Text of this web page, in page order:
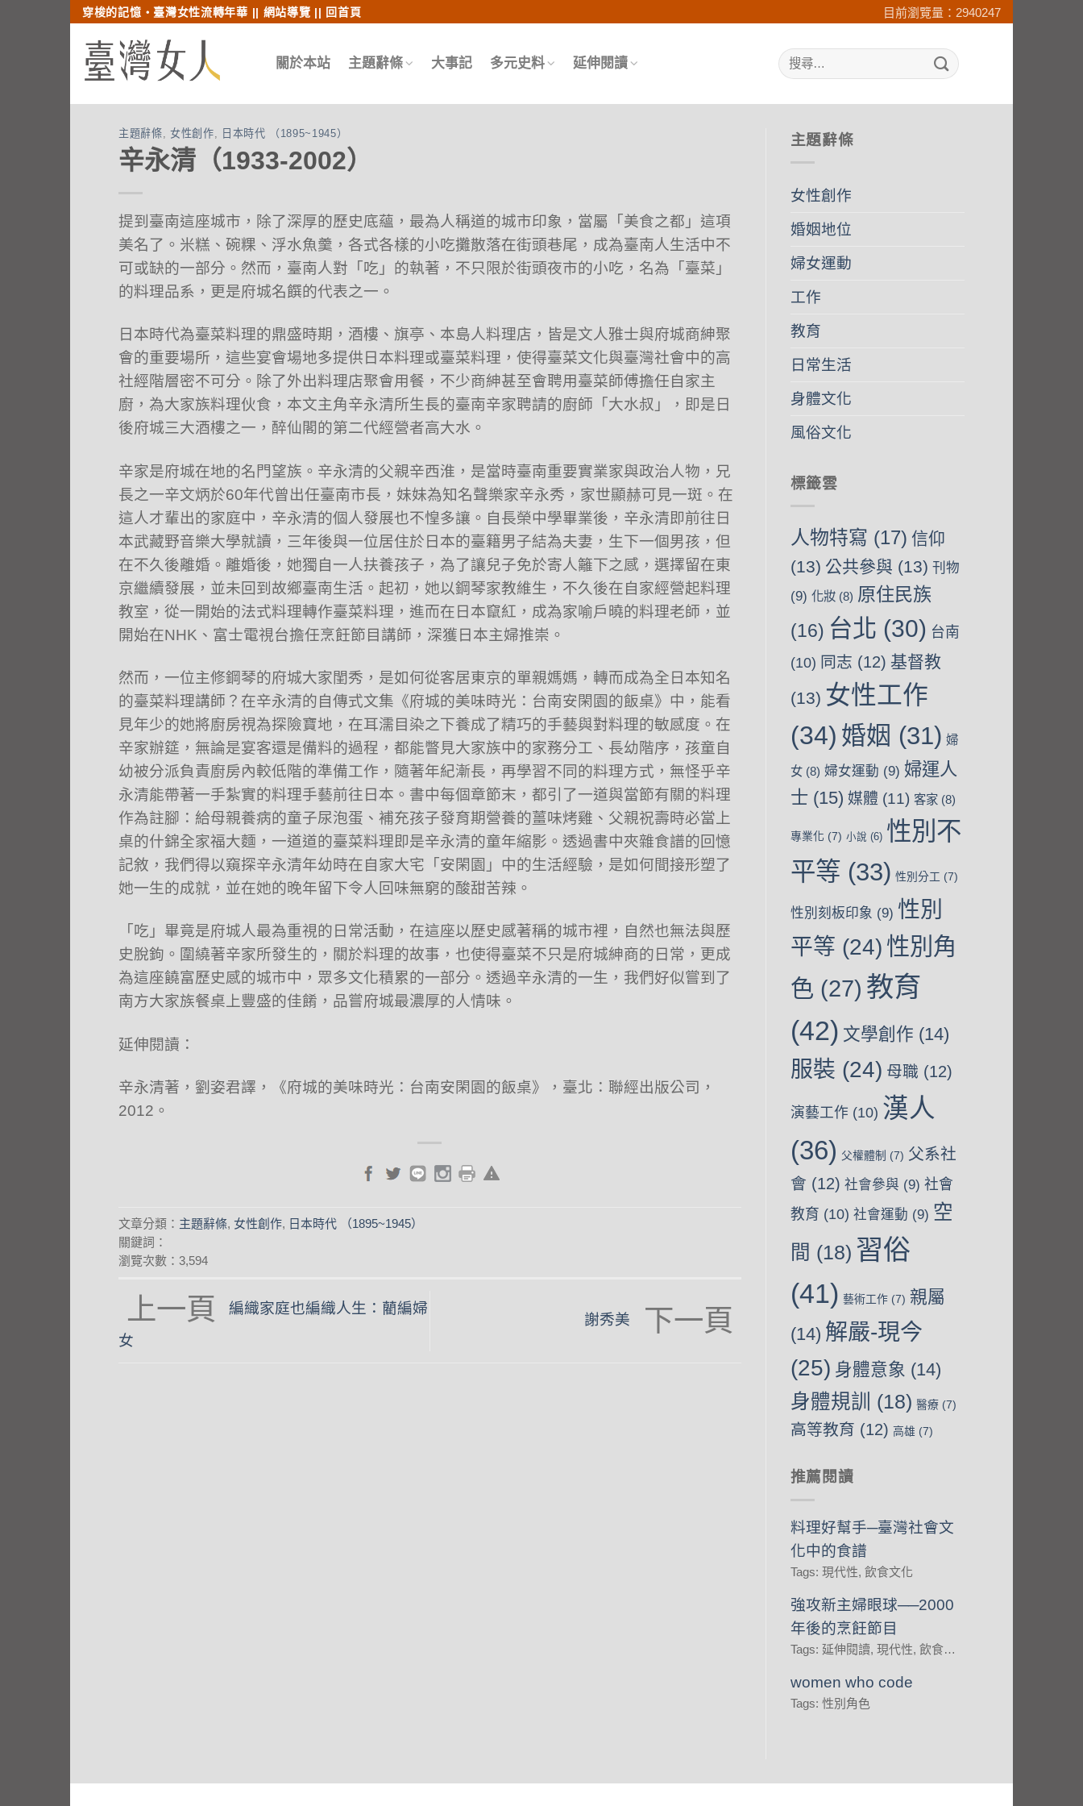
跳至內文
跳至索引列
穿梭的記憶‧臺灣女性流轉年華 || 網站導覽 || 回首頁 目前瀏覽量：2940247
關於本站 主題辭條 大事記 多元史料 延伸閱讀 search
主題辭條, 女性創作, 日本時代 （1895~1945）
辛永清（1933-2002）
提到臺南這座城市，除了深厚的歷史底蘊，最為人稱道的城市印象，當屬「美食之都」這項
美名了。米糕、碗粿、浮水魚羹，各式各樣的小吃攤散落在街頭巷尾，成為臺南人生活中不
可或缺的一部分。然而，臺南人對「吃」的執著，不只限於街頭夜市的小吃，名為「臺菜」
的料理品系，更是府城名饌的代表之一。
日本時代為臺菜料理的鼎盛時期，酒樓、旗亭、本島人料理店，皆是文人雅士與府城商紳聚
會的重要場所，這些宴會場地多提供日本料理或臺菜料理，使得臺菜文化與臺灣社會中的高
社經階層密不可分。除了外出料理店聚會用餐，不少商紳甚至會聘用臺菜師傅擔任自家主
廚，為大家族料理伙食，本文主角辛永清所生長的臺南辛家聘請的廚師「大水叔」，即是日
後府城三大酒樓之一，醉仙閣的第二代經營者高大水。
辛家是府城在地的名門望族。辛永清的父親辛西淮，是當時臺南重要實業家與政治人物，兄
長之一辛文炳於60年代曾出任臺南市長，妹妹為知名聲樂家辛永秀，家世顯赫可見一斑。在
這人才輩出的家庭中，辛永清的個人發展也不惶多讓。自長榮中學畢業後，辛永清即前往日
本武藏野音樂大學就讀，三年後與一位居住於日本的臺籍男子結為夫妻，生下一個男孩，但
在不久後離婚。離婚後，她獨自一人扶養孩子，為了讓兒子免於寄人籬下之感，選擇留在東
京繼續發展，並未回到故鄉臺南生活。起初，她以鋼琴家教維生，不久後在自家經營起料理
教室，從一開始的法式料理轉作臺菜料理，進而在日本竄紅，成為家喻戶曉的料理老師，並
開始在NHK、富士電視台擔任烹飪節目講師，深獲日本主婦推崇。
然而，一位主修鋼琴的府城大家閨秀，是如何從客居東京的單親媽媽，轉而成為全日本知名
的臺菜料理講師？在辛永清的自傳式文集《府城的美味時光：台南安閑園的飯桌》中，能看
見年少的她將廚房視為探險寶地，在耳濡目染之下養成了精巧的手藝與對料理的敏感度。在
辛家辦筵，無論是宴客還是備料的過程，都能瞥見大家族中的家務分工、長幼階序，孩童自
幼被分派負責廚房內較低階的準備工作，隨著年紀漸長，再學習不同的料理方式，無怪乎辛
永清能帶著一手紮實的料理手藝前往日本。書中每個章節末，都引了一道與當節有關的料理
作為註腳：給母親養病的童子尿泡蛋、補充孩子發育期營養的薑味烤雞、父親祝壽時必當上
桌的什錦全家福大麵，一道道的臺菜料理即是辛永清的童年縮影。透過書中夾雜食譜的回憶
記敘，我們得以窺探辛永清年幼時在自家大宅「安閑園」中的生活經驗，是如何間接形塑了
她一生的成就，並在她的晚年留下令人回味無窮的酸甜苦辣。
「吃」畢竟是府城人最為重視的日常活動，在這座以歷史感著稱的城市裡，自然也無法與歷
史脫鉤。圍繞著辛家所發生的，關於料理的故事，也使得臺菜不只是府城紳商的日常，更成
為這座饒富歷史感的城市中，眾多文化積累的一部分。透過辛永清的一生，我們好似嘗到了
南方大家族餐桌上豐盛的佳餚，品嘗府城最濃厚的人情味。
延伸閱讀：
辛永清著，劉姿君譯，《府城的美味時光：台南安閑園的飯桌》，臺北：聯經出版公司，
2012。
文章分類： 主題辭條, 女性創作, 日本時代 （1895~1945）
關鍵詞：
瀏覽次數：3,594
angle-
編織家庭也編織人生：藺編婦
女
謝秀美
主題辭條
女性創作
婚姻地位
婦女運動
工作
教育
日常生活
身體文化
風俗文化
標籤雲
人物特寫 (17) 信仰
(13) 公共參與 (13) 刊物
(9) 化妝(8) 原住民族
(16) 台北 (30) 台南
(10) 同志 (12) 基督教
(13) 女性工作
(34) 婚姻 (31) 婦
女(8) 婦女運動 (9) 婦運人
士(15) 媒體 (11) 客家(8)
專業化 (7) 小說 (6) 性別不
平等 (33) 性別分工 (7)
性別刻板印象 (9) 性別
平等 (24) 性別角
色 (27) 教育
(42) 文學創作 (14)
服裝 (24) 母職 (12)
演藝工作 (10) 漢人
(36) 父權體制 (7) 父系社
會 (12) 社會參與 (9) 社會
教育 (10) 社會運動 (9) 空
間 (18) 習俗
(41) 藝術工作(7) 親屬
(14) 解嚴-現今
(25) 身體意象 (14)
身體規訓 (18) 醫療(7)
高等教育 (12) 高雄 (7)
推薦閱讀
料理好幫手─臺灣社會文
化中的食譜
Tags: 現代性, 飲食文化
強攻新主婦眼球──2000
年後的烹飪節目
Tags: 延伸閱讀, 現代性, 飲食文化
women who code
Tags: 性別角色